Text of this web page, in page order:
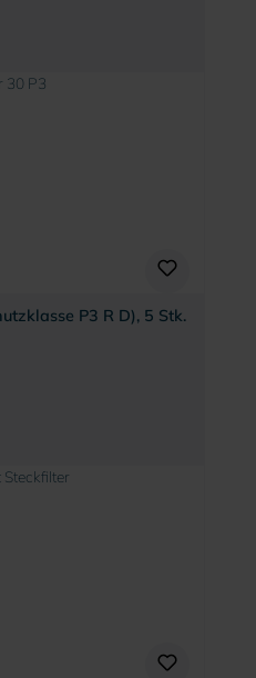
P3 R D), 5 Stk.